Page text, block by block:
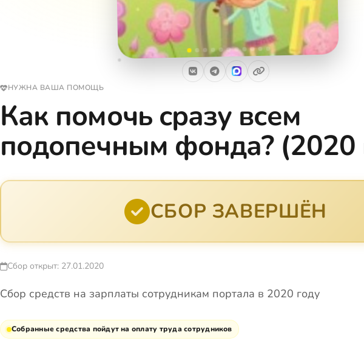
НУЖНА ВАША ПОМОЩЬ
Как помочь сразу всем
подопечным фонда? (2020
СБОР ЗАВЕРШЁН
Сбор открыт: 27.01.2020
Сбор средств на зарплаты сотрудникам портала в 2020 году
Собранные средства пойдут на оплату труда сотрудников